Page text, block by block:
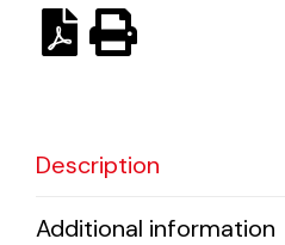
The incorporation of
different uses
Description
Additional information